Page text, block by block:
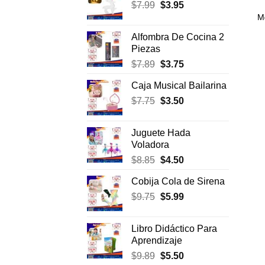
era:
$7.99 El
era:
$7.99.
$3.95El
es:
Alfombra De Cocina 2
Piezas
$7.89 El
original
era:
$3.75El
actual
es:
Caja Musical Bailarina
$7.75 El
era:
$7.75.
$3.50El
es:
Juguete Hada
Voladora
$8.85 El
original
era:
$4.50El
actual
es:
Cobija Cola de Sirena
$9.75 El
era:
$9.75.
$5.99El
es:
Libro Didáctico Para
Aprendizaje
$9.89 El
$5.50El